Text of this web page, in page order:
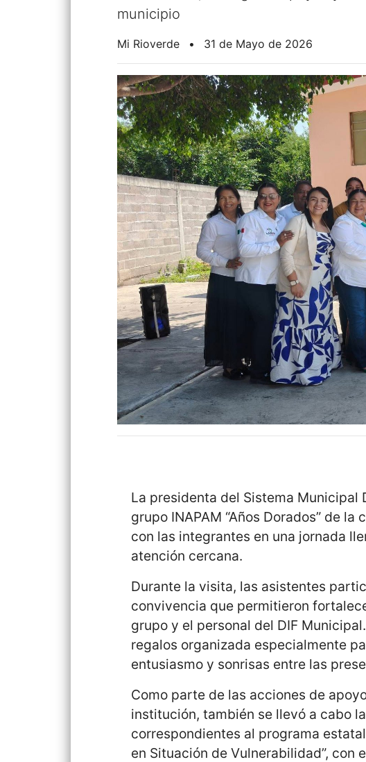
municipio
Mi Rioverde • 31 de Mayo de 2026
La presidenta del Sistema Municipal
grupo INAPAM “Años Dorados” de
con las integrantes en una jornada
atención cercana.
Durante la visita, las asistentes
convivencia que permitieron
grupo y el personal del DIF
regalos organizada especialmente
entusiasmo y sonrisas entre las
Como parte de las acciones de
institución, también se llevó a cabo
correspondientes al programa
en Situación de Vulnerabilidad”, con